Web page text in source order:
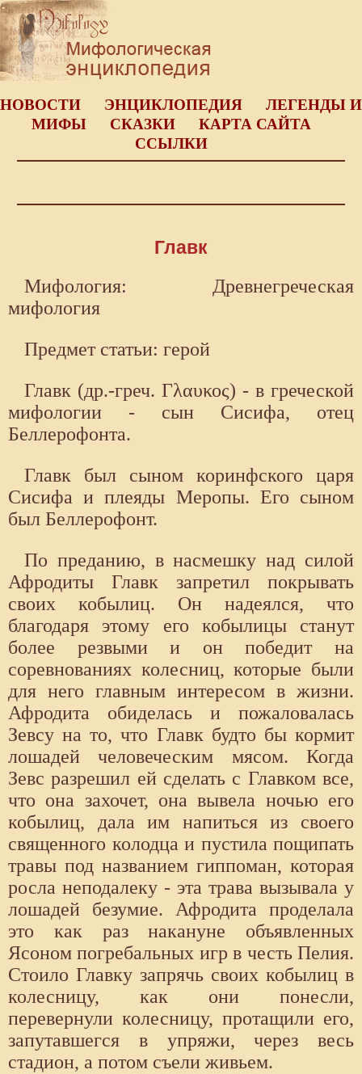
НОВОСТИ ЭНЦИКЛОПЕДИЯ
ЛЕГЕНДЫ И
МИФЫ
СКАЗКИ
КАРТА САЙТА
ССЫЛКИ
Главк
Мифология: Древнегреческая
мифология
Предмет статьи: герой
Главк (др.-греч. Γλαυκος) - в греческой
мифологии - сын Сисифа, отец
Беллерофонта.
Главк был сыном коринфского царя
Сисифа и плеяды Меропы. Его сыном
был Беллерофонт.
По преданию, в насмешку над силой
Афродиты Главк запретил покрывать
своих кобылиц. Он надеялся, что
благодаря этому его кобылицы ста­нут
более резвыми и он победит на
соревнованиях колесниц, которые были
для него главным интересом в жизни.
Афродита обиделась и по­жаловалась
Зевсу на то, что Главк будто бы кормит
лошадей человеческим мясом. Когда
Зевс разрешил ей сделать с Главком все,
что она захочет, она вывела ночью его
кобылиц, дала им напиться из своего
священного колодца и пустила пощипать
травы под названием гиппоман, которая
росла неподалеку - эта трава вызывала у
лошадей безумие. Афродита проделала
это как раз накануне объявлен­ных
Ясоном погребальных игр в честь Пелия.
Стоило Главку запрячь сво­их кобылиц в
колесницу, как они понесли,
перевернули колесницу, про­тащили его,
запутавшегся в упряжи, через весь
стадион, а потом съели живьем.